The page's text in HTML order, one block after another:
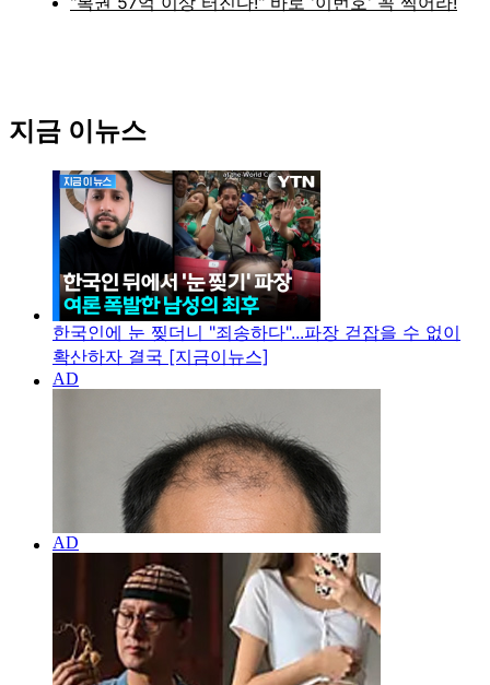
지금 이뉴스
한국인에 눈 찢더니 "죄송하다"...파장 걷잡을 수 없이
확산하자 결국 [지금이뉴스]